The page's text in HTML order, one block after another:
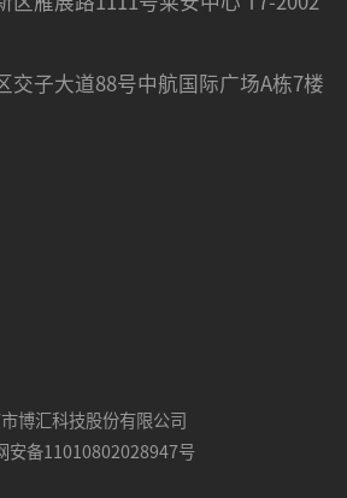
交子大道88号中航国际广场A栋7楼
博汇科技股份有限公司
安备11010802028947号